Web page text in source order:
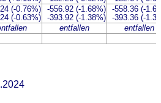
(-0.76%)
(-0.63%)
-556.92 (-1.68%)
-393.92 (-1.38%)
-558.36 (-
-393.36 (-
entfallen
entfallen